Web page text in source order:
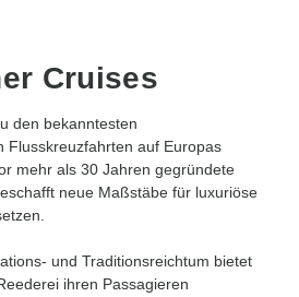
Cruises
den bekanntesten
Flusskreuzfahrten auf Europas
mehr als 30 Jahren gegründete
neue Maßstäbe für luxuriöse
und Traditionsreichtum bietet
ihren Passagieren